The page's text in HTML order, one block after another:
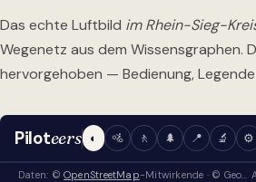
Das echte Luftbild im Rhein-Sieg-
Wegenetz aus dem Wissensgraphen.
hervorgehoben — Bedienung,